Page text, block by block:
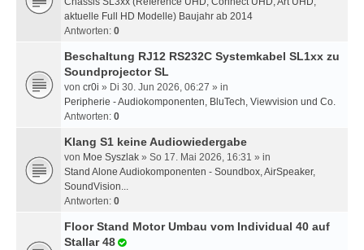
aktuelle Full HD Modelle) Baujahr ab 2014
Antworten: 0
Beschaltung RJ12 RS232C Systemkabel SL1xx zu
Soundprojector SL
von cr0i » Di 30. Jun 2026, 06:27 » in
Peripherie - Audiokomponenten, BluTech, Viewvision und Co.
Antworten: 0
Klang S1 keine Audiowiedergabe
von Moe Syszlak » So 17. Mai 2026, 16:31 » in
Stand Alone Audiokomponenten - Soundbox, AirSpeaker,
SoundVision...
Antworten: 0
Floor Stand Motor Umbau vom Individual 40 auf
Stallar 48